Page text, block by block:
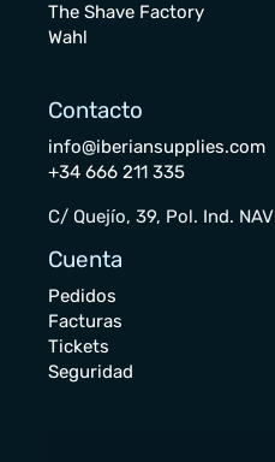
The Shave Factory
Wahl
Contacto
info@iberiansupplies.com
+34 666 211 335
C/ Quejío, 39, Pol. Ind.
Cuenta
Pedidos
Facturas
Tickets
Seguridad